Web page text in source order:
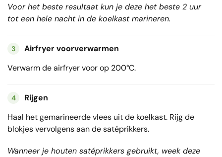
Voor het beste resultaat kun je deze het beste 2 uur
tot een hele nacht in de koelkast marineren.
3
Airfryer voorverwarmen
Verwarm de airfryer voor op 200°C.
4
Rijgen
Haal het gemarineerde vlees uit de koelkast. Rijg de
blokjes vervolgens aan de satéprikkers.
Wanneer je houten satéprikkers gebruikt, week deze